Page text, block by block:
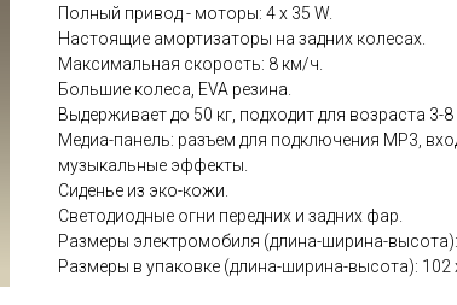
Полный привод - моторы: 4 x 35 W.
Настоящие амортизаторы на задних колесах.
Максимальная скорость: 8 км/ч.
Большие колеса, EVA резина.
Выдерживает до 50 кг, подходит для возраста 3-8
Медиа-панель: разъем для подключения MP3,
музыкальные эффекты.
Сиденье из эко-кожи.
Светодиодные огни передних и задних фар.
Размеры электромобиля (длина-ширина-высота):
Размеры в упаковке (длина-ширина-высота): 102